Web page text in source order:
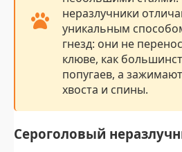
неразлучники
уникальным
гнезд: они не
клюве, как
попугаев, а
хвоста и спины.
Сероголовый